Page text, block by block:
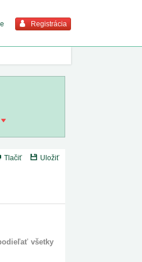
Registrácia
Tlačiť
Uložiť
všetky